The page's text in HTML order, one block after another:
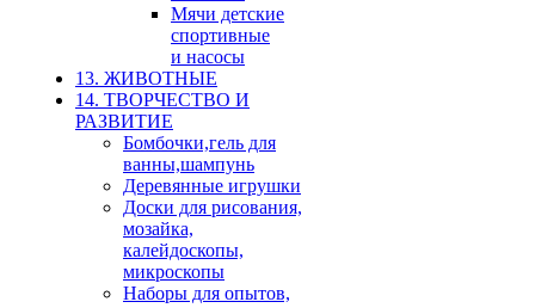
Мячи детские
спортивные
и насосы
13. ЖИВОТНЫЕ
14. ТВОРЧЕСТВО И
РАЗВИТИЕ
Бомбочки,гель для
ванны,шампунь
Деревянные игрушки
Доски для рисования,
мозайка,
калейдоскопы,
микроскопы
Наборы для опытов,